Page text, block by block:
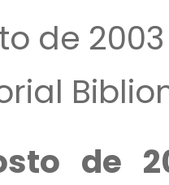
de 2003
de